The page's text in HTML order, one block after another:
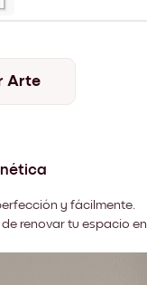
Arte
y fácilmente.
renovar tu espacio en